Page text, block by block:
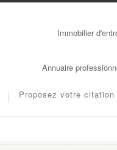
Immobilier
Annuaire
Proposez votre citation